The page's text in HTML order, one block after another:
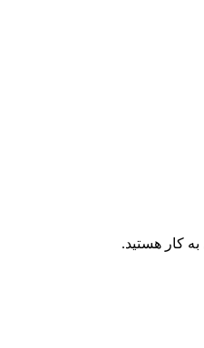
کار هستید.